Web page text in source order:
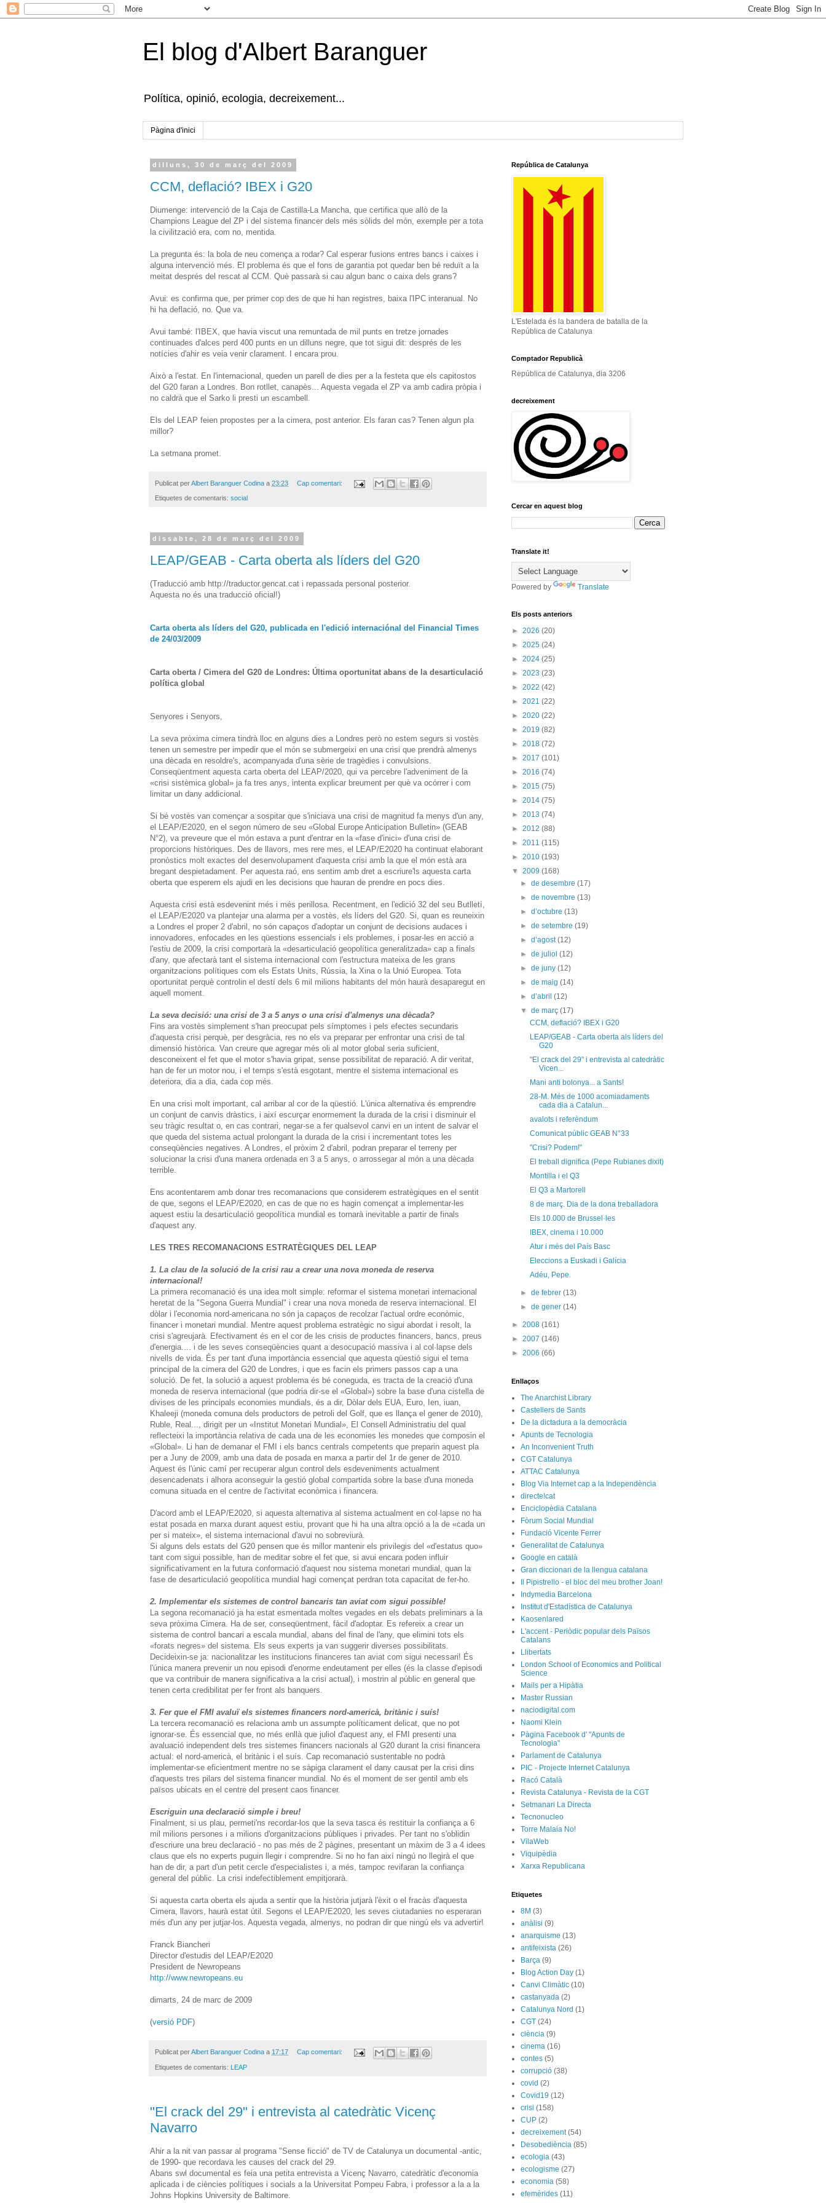
El blog d'Albert Baranguer
Política, opinió, ecologia, decreixement...
Pàgina d'inici
dilluns, 30 de març del 2009
CCM, deflació? IBEX i G20
Diumenge: intervenció de la Caja de Castilla-La Mancha, que certifica que allò de la
Champions League del ZP i del sistema financer dels més sòlids del món, exemple per a tota
la civilització era, com no, mentida.
La pregunta és: la bola de neu comença a rodar? Cal esperar fusions entres bancs i caixes i
alguna intervenció més. El problema és que el fons de garantia pot quedar ben bé reduït a la
meitat després del rescat al CCM. Què passarà si cau algun banc o caixa dels grans?
Avui: es confirma que, per primer cop des de que hi han registres, baixa l'IPC interanual. No
hi ha deflació, no. Que va.
Avui també: l'IBEX, que havia viscut una remuntada de mil punts en tretze jornades
continuades d'alces perd 400 punts en un dilluns negre, que tot sigui dit: després de les
notícies d'ahir es veia venir clarament. I encara prou.
Això a l'estat. En l'internacional, queden un parell de dies per a la festeta que els capitostos
del G20 faran a Londres. Bon rotllet, canapès... Aquesta vegada el ZP va amb cadira pròpia i
no caldrà que el Sarko li presti un escambell.
Els del LEAP feien propostes per a la cimera, post anterior. Els faran cas? Tenen algun pla
millor?
La setmana promet.
Publicat perAlbert Baranguer Codina a 23:23 Cap comentari:
Etiquetes de comentaris: social
dissabte, 28 de març del 2009
LEAP/GEAB - Carta oberta als líders del G20
(Traducció amb http://traductor.gencat.cat i repassada personal posterior.
Aquesta no és una traducció oficial!)
Carta oberta als líders del G20, publicada en l'edició internaciónal del Financial Times
de 24/03/2009
Carta oberta / Cimera del G20 de Londres: Última oportunitat abans de la desarticulació
política global
Senyores i Senyors,
La seva pròxima cimera tindrà lloc en alguns dies a Londres però no estem segurs si vostès
tenen un semestre per impedir que el món se submergeixi en una crisi que prendrà almenys
una dècada en resoldre's, acompanyada d'una sèrie de tragèdies i convulsions.
Conseqüentment aquesta carta oberta del LEAP/2020, qui va percebre l'adveniment de la
«crisi sistèmica global» ja fa tres anys, intenta explicar breument per què va ocórrer i com
limitar un dany addicional.
Si bé vostès van començar a sospitar que s'iniciava una crisi de magnitud fa menys d'un any,
el LEAP/E2020, en el segon número de seu «Global Europe Anticipation Bulletin» (GEAB
N°2), va preveure que el món estava a punt d'entrar en la «fase d'inici» d'una crisi de
proporcions històriques. Des de llavors, mes rere mes, el LEAP/E2020 ha continuat elaborant
pronòstics molt exactes del desenvolupament d'aquesta crisi amb la que el món està ara
bregant despietadament. Per aquesta raó, ens sentim amb dret a escriure'ls aquesta carta
oberta que esperem els ajudi en les decisions que hauran de prendre en pocs dies.
Aquesta crisi està esdevenint més i més perillosa. Recentment, en l'edició 32 del seu Butlletí,
el LEAP/E2020 va plantejar una alarma per a vostès, els líders del G20. Si, quan es reuneixin
a Londres el proper 2 d'abril, no són capaços d'adoptar un conjunt de decisions audaces i
innovadores, enfocades en les qüestions essencials i els problemes, i posar-les en acció a
l'estiu de 2009, la crisi comportarà la «desarticulació geopolítica generalitzada» cap a finals
d'any, que afectarà tant el sistema internacional com l'estructura mateixa de les grans
organitzacions polítiques com els Estats Units, Rússia, la Xina o la Unió Europea. Tota
oportunitat perquè controlin el destí dels 6 mil milions habitants del món haurà desaparegut en
aquell moment.
La seva decisió: una crisi de 3 a 5 anys o una crisi d'almenys una dècada?
Fins ara vostès simplement s'han preocupat pels símptomes i pels efectes secundaris
d'aquesta crisi perquè, per desgràcia, res no els va preparar per enfrontar una crisi de tal
dimensió històrica. Van creure que agregar més oli al motor global seria suficient,
desconeixent el fet que el motor s'havia gripat, sense possibilitat de reparació. A dir veritat,
han de fer un motor nou, i el temps s'està esgotant, mentre el sistema internacional es
deteriora, dia a dia, cada cop més.
En una crisi molt important, cal arribar al cor de la qüestió. L'única alternativa és emprendre
un conjunt de canvis dràstics, i així escurçar enormement la durada de la crisi i disminuir el
seu tràgic resultat o, en cas contrari, negar-se a fer qualsevol canvi en un intent de salvar el
que queda del sistema actual prolongant la durada de la crisi i incrementant totes les
conseqüències negatives. A Londres, el pròxim 2 d'abril, podran preparar el terreny per
solucionar la crisi d'una manera ordenada en 3 a 5 anys, o arrossegar al món a una dècada
terrible.
Ens acontentarem amb donar tres recomanacions que considerem estratègiques en el sentit
de que, segons el LEAP/E2020, en cas de que no es hagin començat a implementar-les
aquest estiu la desarticulació geopolítica mundial es tornarà inevitable a partir de finals
d'aquest any.
LES TRES RECOMANACIONS ESTRATÈGIQUES DEL LEAP
1. La clau de la solució de la crisi rau a crear una nova moneda de reserva
internacional!
La primera recomanació és una idea molt simple: reformar el sistema monetari internacional
heretat de la "Segona Guerra Mundial" i crear una nova moneda de reserva internacional. El
dòlar i l'economia nord-americana no són ja capaços de recolzar l'actual ordre econòmic,
financer i monetari mundial. Mentre aquest problema estratègic no sigui abordat i resolt, la
crisi s'agreujarà. Efectivament és en el cor de les crisis de productes financers, bancs, preus
d'energia.... i de les seves conseqüències quant a desocupació massiva i al col·lapse dels
nivells de vida. És per tant d'una importància essencial que aquesta qüestió sigui el tema
principal de la cimera del G20 de Londres, i que es facin els primers passos cap a una
solució. De fet, la solució a aquest problema és bé coneguda, es tracta de la creació d'una
moneda de reserva internacional (que podria dir-se el «Global») sobre la base d'una cistella de
divises de les principals economies mundials, és a dir, Dòlar dels EUA, Euro, Ien, iuan,
Khaleeji (moneda comuna dels productors de petroli del Golf, que es llança el gener de 2010),
Ruble, Real..., dirigit per un «Institut Monetari Mundial», El Consell Administratiu del qual
reflecteixi la importància relativa de cada una de les economies les monedes que composin el
«Global». Li han de demanar el FMI i els bancs centrals competents que preparin aquest pla
per a Juny de 2009, amb una data de posada en marxa a partir del 1r de gener de 2010.
Aquest és l'únic camí per recuperar algun control dels esdeveniments actualment
desencadenats i alhora aconseguir la gestió global compartida sobre la base d'una moneda
comuna situada en el centre de l'activitat econòmica i financera.
D'acord amb el LEAP/E2020, si aquesta alternativa al sistema actualment en col·lapse no ha
estat posada en marxa durant aquest estiu, provant que hi ha una altra opció a la de «cada un
per si mateix», el sistema internacional d'avui no sobreviurà.
Si alguns dels estats del G20 pensen que és millor mantenir els privilegis del «d'estatus quo»
tant com sigui possible, han de meditar sobre el fet que, si avui encara poden influir
significativament en la futura conformació d'aquest nou sistema monetari mundial, quan la
fase de desarticulació geopolítica mundial hagi començat perdran tota capacitat de fer-ho.
2. Implementar els sistemes de control bancaris tan aviat com sigui possible!
La segona recomanació ja ha estat esmentada moltes vegades en els debats preliminars a la
seva pròxima Cimera. Ha de ser, conseqüentment, fàcil d'adoptar. Es refereix a crear un
sistema de control bancari a escala mundial, abans del final de l'any, que elimini tots els
«forats negres» del sistema. Els seus experts ja van suggerir diverses possibilitats.
Decideixin-se ja: nacionalitzar les institucions financeres tan aviat com sigui necessari! És
l'única manera prevenir un nou episodi d'enorme endeutament per elles (és la classe d'episodi
que va contribuir de manera significativa a la crisi actual), i mostrin al públic en general que
tenen certa credibilitat per fer front als banquers.
3. Fer que el FMI avaluï els sistemes financers nord-americà, britànic i suís!
La tercera recomanació es relaciona amb un assumpte políticament delicat, que no pot
ignorar-se. És essencial que, no més enllà que juliol d'aquest any, el FMI presenti una
avaluació independent dels tres sistemes financers nacionals al G20 durant la crisi financera
actual: el nord-americà, el britànic i el suís. Cap recomanació sustentable no podrà
implementar-se eficientment mentre no se sàpiga clarament el dany causat per la crisi dins
d'aquests tres pilars del sistema financer mundial. No és el moment de ser gentil amb els
països ubicats en el centre del present caos financer.
Escriguin una declaració simple i breu!
Finalment, si us plau, permeti'ns recordar-los que la seva tasca és restituir la confiança a 6
mil milions persones i a milions d'organitzacions públiques i privades. Per tant no s'oblidin
d'escriure una breu declaració - no pas més de 2 pàgines, presentant un màxim de 3 a 4 idees
claus que els no experts puguin llegir i comprendre. Si no ho fan així ningú no llegirà el que
han de dir, a part d'un petit cercle d'especialistes i, a més, tampoc revifaran la confiança
general del públic. La crisi indefectiblement empitjorarà.
Si aquesta carta oberta els ajuda a sentir que la història jutjarà l'èxit o el fracàs d'aquesta
Cimera, llavors, haurà estat útil. Segons el LEAP/E2020, les seves ciutadanies no esperaran
més d'un any per jutjar-los. Aquesta vegada, almenys, no podran dir que ningú els va advertir!
Franck Biancheri
Director d'estudis del LEAP/E2020
President de Newropeans
http://www.newropeans.eu
dimarts, 24 de marc de 2009
(versió PDF)
Publicat perAlbert Baranguer Codina a 17:17 Cap comentari:
Etiquetes de comentaris: LEAP
"El crack del 29" i entrevista al catedràtic Vicenç
Navarro
Ahir a la nit van passar al programa "Sense ficció" de TV de Catalunya un documental -antic,
de 1990- que recordava les causes del crack del 29.
Abans swl documental es feia una petita entrevista a Vicenç Navarro, catedràtic d'economia
aplicada i de ciències polítiques i socials a la Universitat Pompeu Fabra, i professor a la a la
Johns Hopkins University de Baltimore.
República de Catalunya
L'Estelada és la bandera de batalla de la
República de Catalunya
Comptador Republicà
República de Catalunya, dia 3206
decreixement
Cercar en aquest blog
Translate it!
Powered by Translate
Els posts anteriors
► 2026 (20)
► 2025 (24)
► 2024 (25)
► 2023 (23)
► 2022 (42)
► 2021 (22)
► 2020 (22)
► 2019 (82)
► 2018 (72)
► 2017 (101)
► 2016 (74)
► 2015 (75)
► 2014 (75)
► 2013 (74)
► 2012 (88)
► 2011 (115)
► 2010 (193)
▼ 2009 (168)
►de desembre(17)
►de novembre(13)
►d’octubre(13)
►de setembre(19)
►d’agost(12)
►de juliol(12)
►de juny(12)
►de maig(14)
►d’abril(12)
▼de març(17)
CCM, deflació? IBEX i G20
LEAP/GEAB - Carta oberta als líders del
G20
"El crack del 29" i entrevista al catedràtic
Vicen...
Mani anti bolonya... a Sants!
28-M. Més de 1000 acomiadaments
cada dia a Catalun...
avalots i referèndum
Comunicat públic GEAB N°33
"Crisi? Podem!"
El treball dignifica (Pepe Rubianes dixit)
Montilla i el Q3
El Q3 a Martorell
8 de març. Dia de la dona treballadora
Els 10.000 de Brussel·les
IBEX, cinema i 10.000
Atur i més del País Basc
Eleccions a Euskadi i Galícia
Adéu, Pepe.
►de febrer(13)
►de gener(14)
► 2008 (161)
► 2007 (146)
► 2006 (66)
Enllaços
The Anarchist Library
Castellers de Sants
De la dictadura a la democràcia
Apunts de Tecnologia
An Inconvenient Truth
CGT Catalunya
ATTAC Catalunya
Blog Via Internet cap a la Independència
directe!cat
Enciclopèdia Catalana
Fòrum Social Mundial
Fundació Vicente Ferrer
Generalitat de Catalunya
Google en català
Gran diccionari de la llengua catalana
Il Pipistrello - el bloc del meu brother Joan!
Indymedia Barcelona
Institut d'Estadística de Catalunya
Kaosenlared
L'accent - Periòdic popular dels Països
Catalans
Llibertats
London School of Economics and Political
Science
Mails per a Hipàtia
Master Russian
naciodigital.com
Naomi Klein
Pàgina Facebook d' "Apunts de
Tecnologia"
Parlament de Catalunya
PIC - Projecte Internet Catalunya
Racó Català
Revista Catalunya - Revista de la CGT
Setmanari La Directa
Tecnonucleo
Torre Malaia No!
VilaWeb
Viquipèdia
Xarxa Republicana
Etiquetes
8M (3)
anàlisi (9)
anarquisme (13)
antifeixista (26)
Barça (9)
Blog Action Day (1)
Canvi Climàtic (10)
castanyada (2)
Catalunya Nord (1)
CGT (24)
ciència (9)
cinema (16)
contes (5)
corrupció (38)
covid (2)
Covid19 (12)
crisi (158)
CUP (2)
decreixement (54)
Desobediència (85)
ecologia (43)
ecologisme (27)
economia (58)
efemèrides (11)